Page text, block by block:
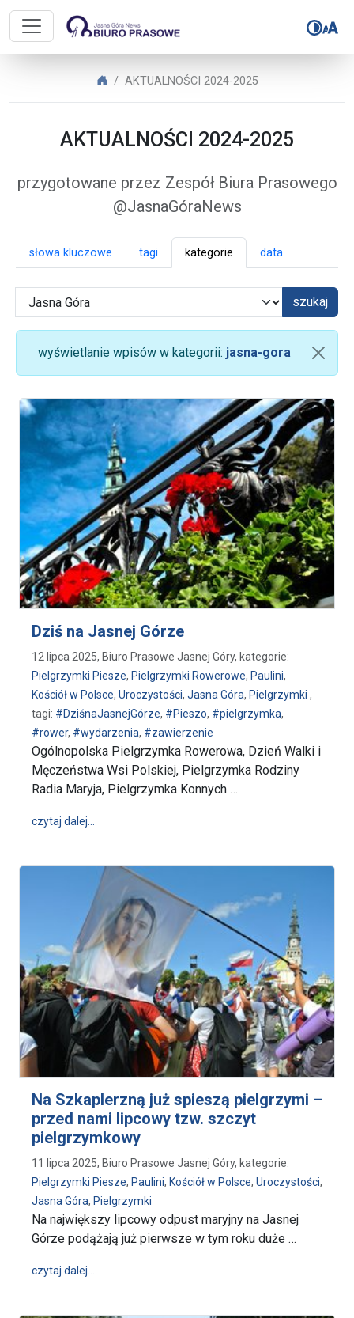
Biuro Prasowe Jasnej Góry –
Biuro Prasowe Jasnej Góry
AKTUALNOŚCI 2024-2025
AKTUALNOŚCI 2024-2025
przygotowane przez Zespół Biura Prasowego
@JasnaGóraNews
słowa kluczowe tagi kategorie data
szukaj
wyświetlanie wpisów w kategorii: jasna-gora
Dziś na Jasnej Górze
12 lipca 2025, Biuro Prasowe Jasnej Góry, kategorie:
Pielgrzymki Piesze, Pielgrzymki Rowerowe, Paulini,
Kościół w Polsce, Uroczystości, Jasna Góra, Pielgrzymki ,
tagi: #DziśnaJasnejGórze, #Pieszo, #pielgrzymka,
#rower, #wydarzenia, #zawierzenie
Ogólnopolska Pielgrzymka Rowerowa, Dzień Walki i
Męczeństwa Wsi Polskiej, Pielgrzymka Rodziny
Radia Maryja, Pielgrzymka Konnych …
czytaj dalej…
Na Szkaplerzną już spieszą pielgrzymi –
przed nami lipcowy tzw. szczyt
pielgrzymkowy
11 lipca 2025, Biuro Prasowe Jasnej Góry, kategorie:
Pielgrzymki Piesze, Paulini, Kościół w Polsce, Uroczystości,
Jasna Góra, Pielgrzymki
Na największy lipcowy odpust maryjny na Jasnej
Górze podążają już pierwsze w tym roku duże …
czytaj dalej…